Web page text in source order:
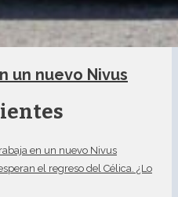
un nuevo Nivus
en un nuevo Nivus
el regreso del Célica. ¿Lo